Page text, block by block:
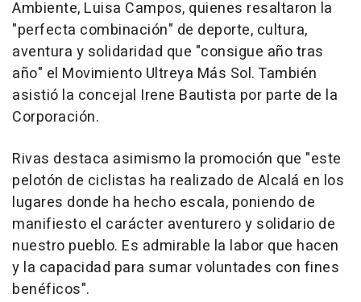
Ambiente, Luisa Campos, quienes resaltaron la
"perfecta combinación" de deporte, cultura,
aventura y solidaridad que "consigue año tras
año" el Movimiento Ultreya Más Sol. También
asistió la concejal Irene Bautista por parte de la
Corporación.
Rivas destaca asimismo la promoción que "este
pelotón de ciclistas ha realizado de Alcalá en los
lugares donde ha hecho escala, poniendo de
manifiesto el carácter aventurero y solidario de
nuestro pueblo. Es admirable la labor que hacen
y la capacidad para sumar voluntades con fines
benéficos".